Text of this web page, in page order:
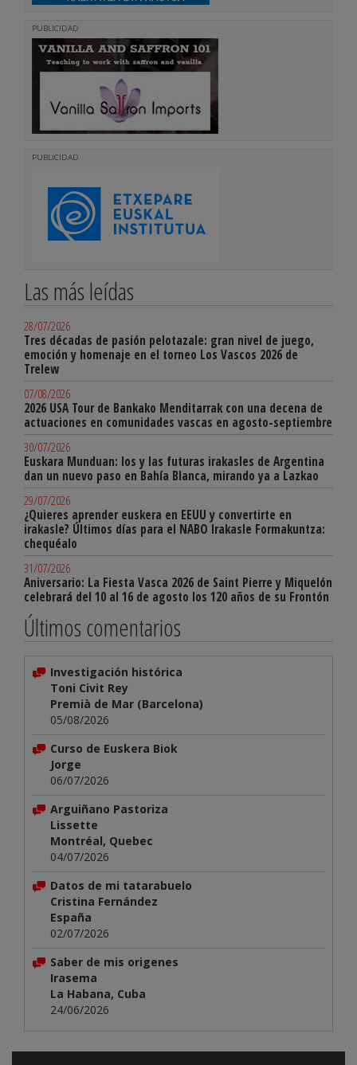
PUBLICIDAD
PUBLICIDAD
Las más leídas
28/07/2026
Tres décadas de pasión pelotazale: gran nivel de juego,
emoción y homenaje en el torneo Los Vascos 2026 de
Trelew
07/08/2026
2026 USA Tour de Bankako Menditarrak con una decena de
actuaciones en comunidades vascas en agosto-septiembre
30/07/2026
Euskara Munduan: los y las futuras irakasles de Argentina
dan un nuevo paso en Bahía Blanca, mirando ya a Lazkao
29/07/2026
¿Quieres aprender euskera en EEUU y convertirte en
irakasle? Últimos días para el NABO Irakasle Formakuntza:
chequéalo
31/07/2026
Aniversario: La Fiesta Vasca 2026 de Saint Pierre y Miquelón
celebrará del 10 al 16 de agosto los 120 años de su Frontón
Últimos comentarios
Investigación histórica
Toni Civit Rey
Premià de Mar (Barcelona)
05/08/2026
Curso de Euskera Biok
Jorge
06/07/2026
Arguiñano Pastoriza
Lissette
Montréal, Quebec
04/07/2026
Datos de mi tatarabuelo
Cristina Fernández
España
02/07/2026
Saber de mis origenes
Irasema
La Habana, Cuba
24/06/2026